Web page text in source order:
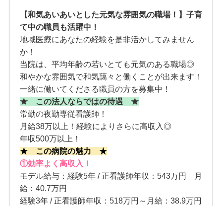
【和気あいあいとした元気な雰囲気の職場！】子育
て中の職員も活躍中！
地域医療にあなたの経験を是非活かしてみません
か！
当院は、平均年齢の若いとても元気のある職場◎
和やかな雰囲気で和気藹々と働くことが出来ます！
一緒に働いてくださる職員の方を募集中！
★ この法人ならではの待遇 ★
常勤の夜勤専従看護師！
月給38万以上！経験によりさらに高収入◎
年収500万以上！
★ この病院の魅力 ★
①効率よく高収入！
モデル給与：経験5年 / 正看護師年収：543万円 月
給：40.7万円
経験3年 / 正看護師年収：518万円～月給：38.9万円